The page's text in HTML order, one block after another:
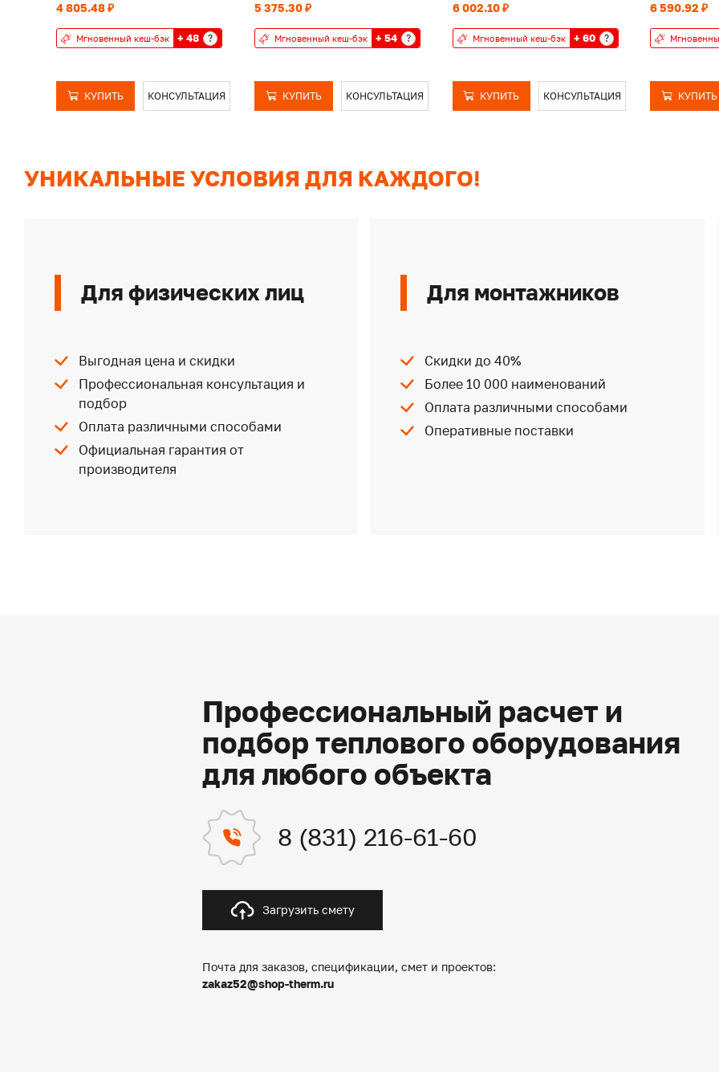
4 805.48 ₽
Мгновенный кеш-бэк + 48 ?
КУПИТЬ КОНСУЛЬТАЦИЯ
5 375.30 ₽
Мгновенный кеш-бэк + 54 ?
КУПИТЬ КОНСУЛЬТАЦИЯ
6 002.10 ₽
Мгновенный кеш-бэк + 60 ?
КУПИТЬ КОНСУЛЬТАЦИЯ
6 590.92 ₽
КУПИТЬ
УНИКАЛЬНЫЕ УСЛОВИЯ ДЛЯ КАЖДОГО!
Для физических лиц
Выгодная цена и скидки
Профессиональная консультация и
подбор
Оплата различными способами
Официальная гарантия от
производителя
Для монтажников
Скидки до 40%
Более 10 000 наименований
Оплата различными способами
Оперативные поставки
Профессиональный расчет и
подбор теплового оборудования
для любого объекта
8 (831) 216-61-60
Загрузить смету
Почта для заказов, спецификации, смет и проектов:
zakaz52@shop-therm.ru